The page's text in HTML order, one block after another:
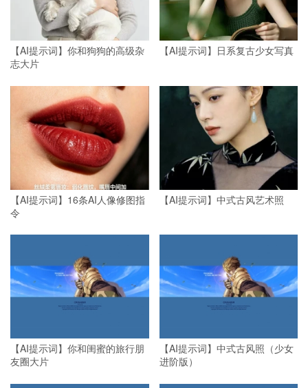
【AI提示词】你和狗狗的高级杂
志大片
【AI提示词】日系复古少女写真
【AI提示词】16条AI人像修图指
令
【AI提示词】中式古风艺术照
【AI提示词】你和闺蜜的旅行朋
友圈大片
【AI提示词】中式古风照（少女
进阶版）